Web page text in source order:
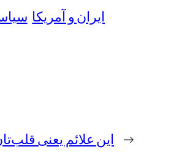
ایران و آمریکا
← این علائم یعنی